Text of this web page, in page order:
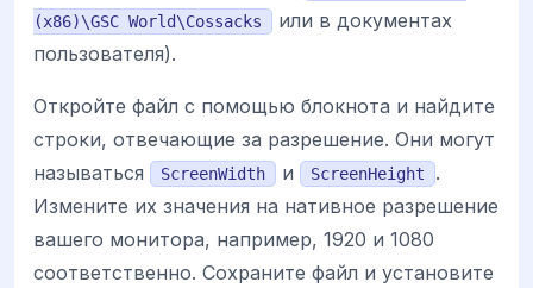
(x86)\GSC World\Cossacks
или в документах
пользователя).
Откройте файл с помощью блокнота и найдите
строки, отвечающие за разрешение. Они могут
называться
ScreenWidth и ScreenHeight
.
Измените их значения на нативное разрешение
вашего монитора, например, 1920 и 1080
соответственно. Сохраните файл и установите